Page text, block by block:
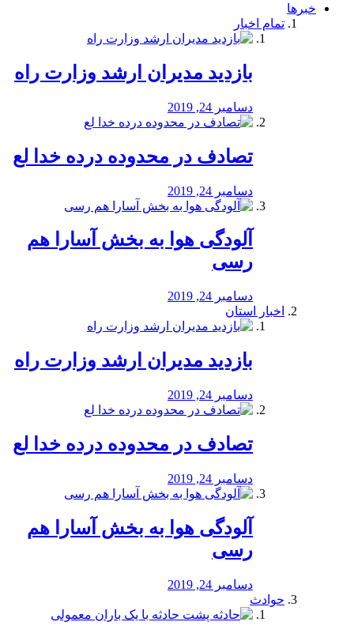
خبرها
تمام اخبار
بازدید مدیران ارشد وزارت راه
دسامبر 24, 2019
تصادف در محدوده درده خدا لع
دسامبر 24, 2019
آلودگی هوا به بخش آسارا هم
رسی
دسامبر 24, 2019
اخبار استان
بازدید مدیران ارشد وزارت راه
دسامبر 24, 2019
تصادف در محدوده درده خدا لع
دسامبر 24, 2019
آلودگی هوا به بخش آسارا هم
رسی
دسامبر 24, 2019
حوادث